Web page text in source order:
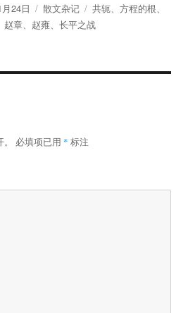
24日
分
类
散文杂记
标
签
共轭、方程的根、
赵章 赵雍 、长平之战
必填项已用 * 标注